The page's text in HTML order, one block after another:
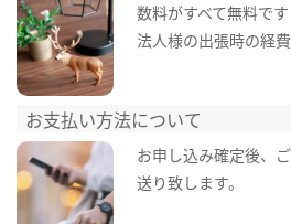
数料がすべて無料です
法人様の出張時の経
お支払い方法について
お申し込み確定後、
送り致します。